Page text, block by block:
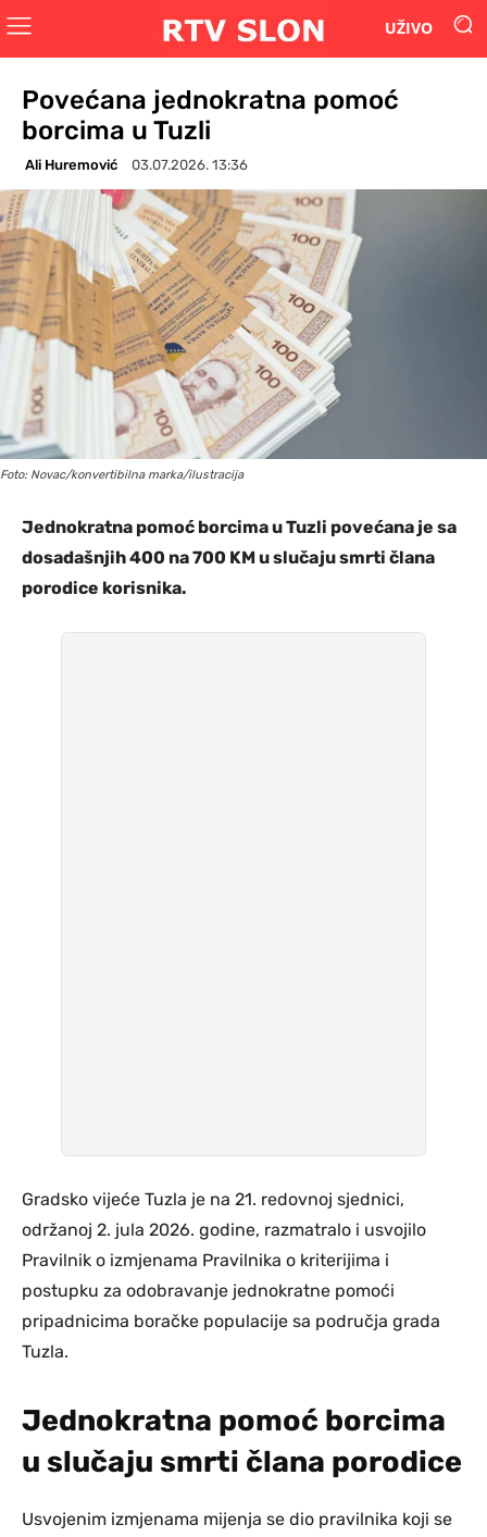
UŽIVO
Povećana jednokratna pomoć
borcima u Tuzli
Ali Huremović 03.07.2026. 13:36
Foto: Novac/konvertibilna marka/ilustracija
Jednokratna pomoć borcima u Tuzli povećana je sa
dosadašnjih 400 na 700 KM u slučaju smrti člana
porodice korisnika.
Gradsko vijeće Tuzla je na 21. redovnoj sjednici,
održanoj 2. jula 2026. godine, razmatralo i usvojilo
Pravilnik o izmjenama Pravilnika o kriterijima i
postupku za odobravanje jednokratne pomoći
pripadnicima boračke populacije sa područja grada
Tuzla.
Jednokratna pomoć borcima
u slučaju smrti člana porodice
Usvojenim izmjenama mijenja se dio pravilnika koji se